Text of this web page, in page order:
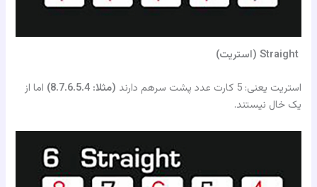
Straight (استریت)
استریت یعنی: 5 کارت عدد پشت سرهم دارند (مثلا: 8.7.6.5.4)
اما از
یک خال نیستند.